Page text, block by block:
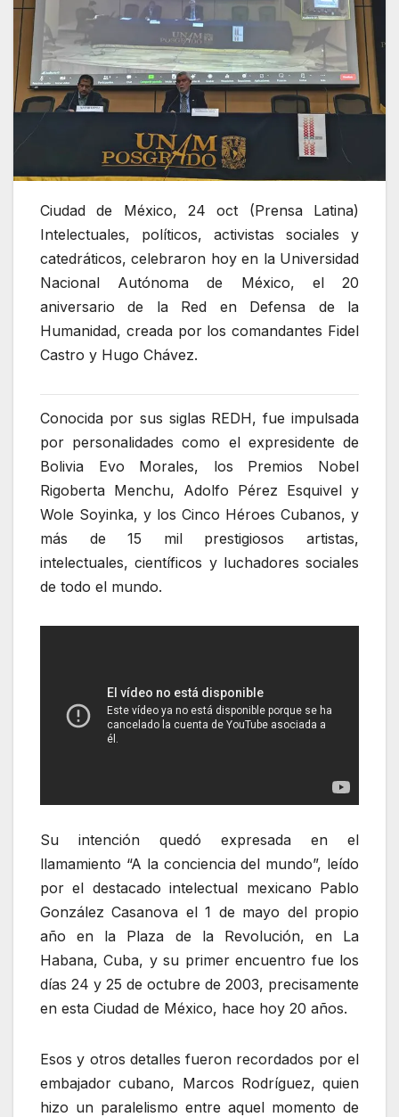
Ciudad de México, 24 oct (Prensa Latina)
Intelectuales, políticos, activistas sociales y
catedráticos, celebraron hoy en la Universidad
Nacional Autónoma de México, el 20
aniversario de la Red en Defensa de la
Humanidad, creada por los comandantes Fidel
Castro y Hugo Chávez.
Conocida por sus siglas REDH, fue impulsada
por personalidades como el expresidente de
Bolivia Evo Morales, los Premios Nobel
Rigoberta Menchu, Adolfo Pérez Esquivel y
Wole Soyinka, y los Cinco Héroes Cubanos, y
más de 15 mil prestigiosos artistas,
intelectuales, científicos y luchadores sociales
de todo el mundo.
Su intención quedó expresada en el
llamamiento “A la conciencia del mundo”, leído
por el destacado intelectual mexicano Pablo
González Casanova el 1 de mayo del propio
año en la Plaza de la Revolución, en La
Habana, Cuba, y su primer encuentro fue los
días 24 y 25 de octubre de 2003, precisamente
en esta Ciudad de México, hace hoy 20 años.
Esos y otros detalles fueron recordados por el
embajador cubano, Marcos Rodríguez, quien
hizo un paralelismo entre aquel momento de